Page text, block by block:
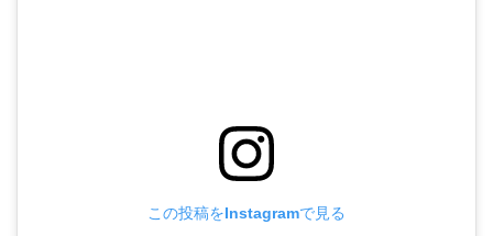
この投稿をInstagramで見る